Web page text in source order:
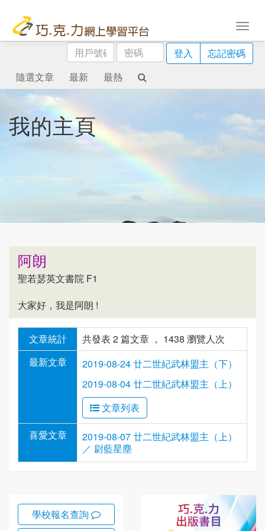
用
戶
號
碼
密
碼
登入
忘記密碼
隨選文章
最新 最熱
我的主頁
阿朗
聖若瑟英文書院 F1
大家好，我是阿朗 !
文章統計
共發表 2 篇文章 ， 1438 瀏覽人次
最新文章
2019-08-24 廿二世紀武林盟主（下）
2019-08-04 廿二世紀武林盟主（上）
文章列表
喜愛文章
2019-08-07 廿二世紀武林盟主（上）
／ 尉藍星塵
學校報名查詢